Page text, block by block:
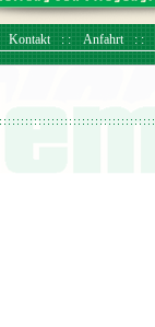
Kontakt Anfahrt